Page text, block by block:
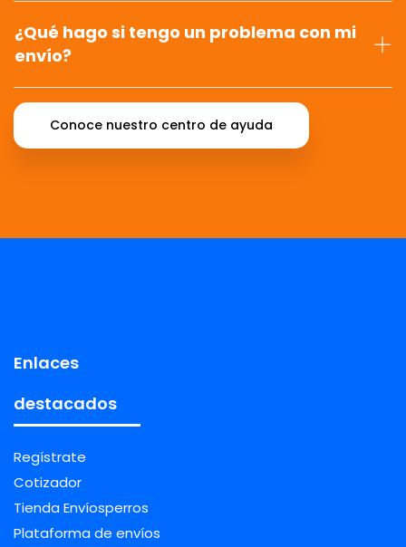
¿Qué hago si tengo un problema con mi
envío?
Conoce nuestro centro de ayuda
Enlaces
destacados
Regístrate
Cotizador
Tienda Envíosperros
Plataforma de envíos